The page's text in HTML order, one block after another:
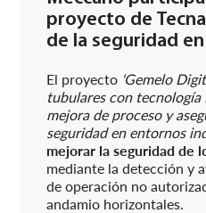
proyecto de
de la seguridad
El proyecto ‘Gemelo
tubulares con tecnología
mejora de proceso y
seguridad en entornos
mejorar la seguridad de
mediante la detección y
de operación no
andamio horizontales.